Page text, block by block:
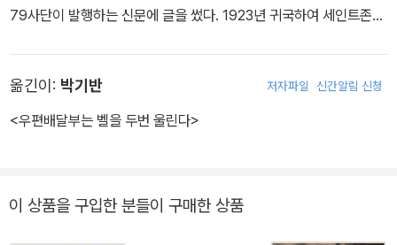
79사단이 발행하는 신문에 글을 썼다. 1923년 귀국하여 세인트존스
사로부터 시나리오 작가 제의를 받고 할리우드로 이주했다. 1934년
발표한 첫 소설 <포스트맨은 벨을 두 번 울린다>이 공전의 히트작이
옮긴이: 박기반 저자파일 신간알림 신청
<우편배달부는 벨을 두번 울린다>
이 상품을 구입한 분들이 구매한 상품